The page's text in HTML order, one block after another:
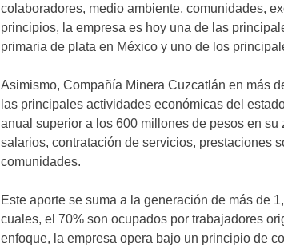
colaboradores, medio ambiente, comunidades,
principios, la empresa es hoy una de las
primaria de plata en México y uno de los
Asimismo, Compañía Minera Cuzcatlán en más
las principales actividades económicas del
anual superior a los 600 millones de pesos en
salarios, contratación de servicios, prestaciones
comunidades.
Este aporte se suma a la generación de más de
cuales, el 70% son ocupados por trabajadores
enfoque, la empresa opera bajo un principio de